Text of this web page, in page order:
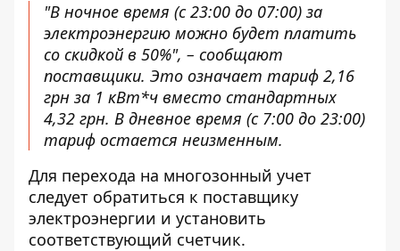
"В ночное время (с 23:00 до 07:00) за
электроэнергию можно будет платить
со скидкой в ​​50%", – сообщают
поставщики. Это означает тариф 2,16
грн за 1 кВт*ч вместо стандартных
4,32 грн. В дневное время (с 7:00 до 23:00)
тариф остается неизменным.
Для перехода на многозонный учет
следует обратиться к поставщику
электроэнергии и установить
соответствующий счетчик.